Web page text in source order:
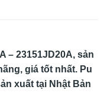
– 23151JD20A, sản
giá tốt nhất. Pu
xuất tại Nhật Bản